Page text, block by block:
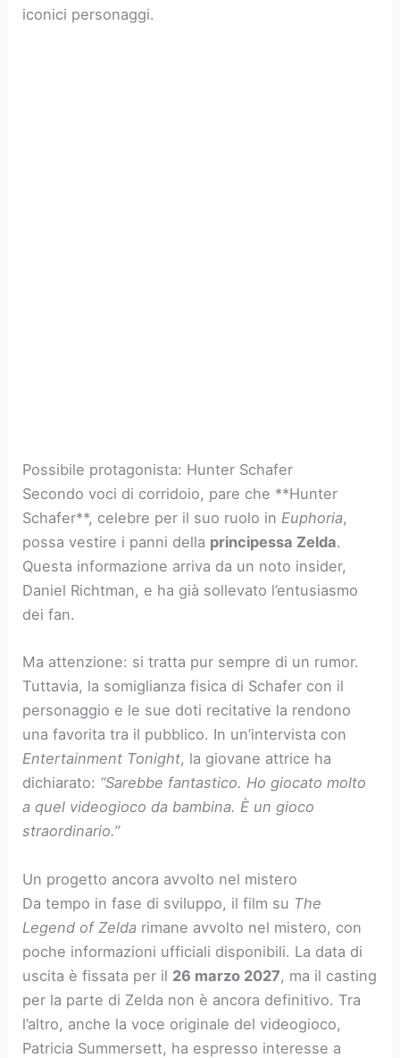
iconici personaggi.
Possibile protagonista: Hunter Schafer
Secondo voci di corridoio, pare che **Hunter
Schafer**, celebre per il suo ruolo inEuphoria,
possa vestire i panni della principessa Zelda.
Questa informazione arriva da un noto insider,
Daniel Richtman, e ha già sollevato l’entusiasmo
dei fan.
Ma attenzione: si tratta pur sempre di un rumor.
Tuttavia, la somiglianza fisica di Schafer con il
personaggio e le sue doti recitative la rendono
una favorita tra il pubblico. In un’intervista con
Entertainment Tonight, la giovane attrice ha
dichiarato: “Sarebbe fantastico. Ho giocato molto
a quel videogioco da bambina. È un gioco
straordinario.”
Un progetto ancora avvolto nel mistero
Da tempo in fase di sviluppo, il film su The
Legend of Zelda rimane avvolto nel mistero, con
poche informazioni ufficiali disponibili. La data di
uscita è fissata per il 26 marzo 2027, ma il casting
per la parte di Zelda non è ancora definitivo. Tra
l’altro, anche la voce originale del videogioco,
Patricia Summersett, ha espresso interesse a